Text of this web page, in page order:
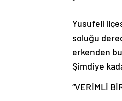
Yusufeli
soluğu
erkenden
Şimdiye
“VERİMLİ